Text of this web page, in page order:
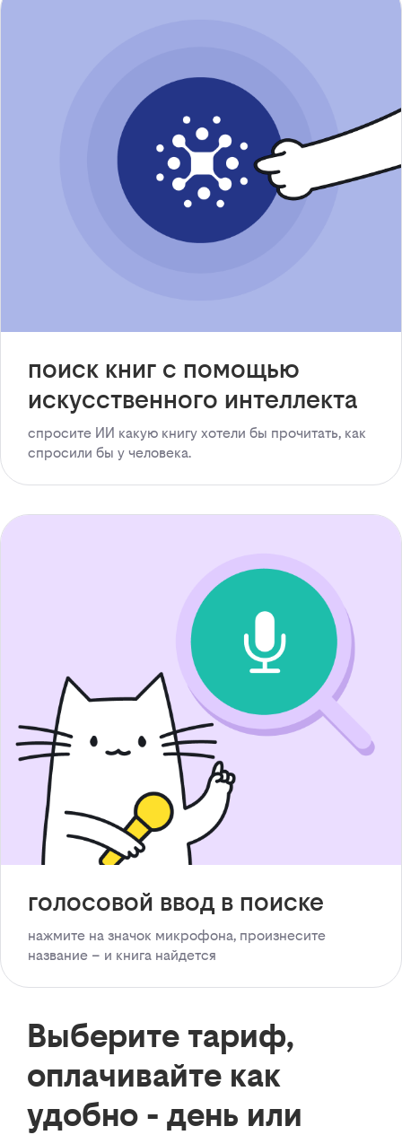
поиск книг с помощью
искусственного интеллекта
спросите ИИ какую книгу хотели бы прочитать, как
спросили бы у человека.
голосовой ввод в поиске
нажмите на значок микрофона, произнесите
название – и книга найдется
Выберите тариф,
оплачивайте как
удобно - день или